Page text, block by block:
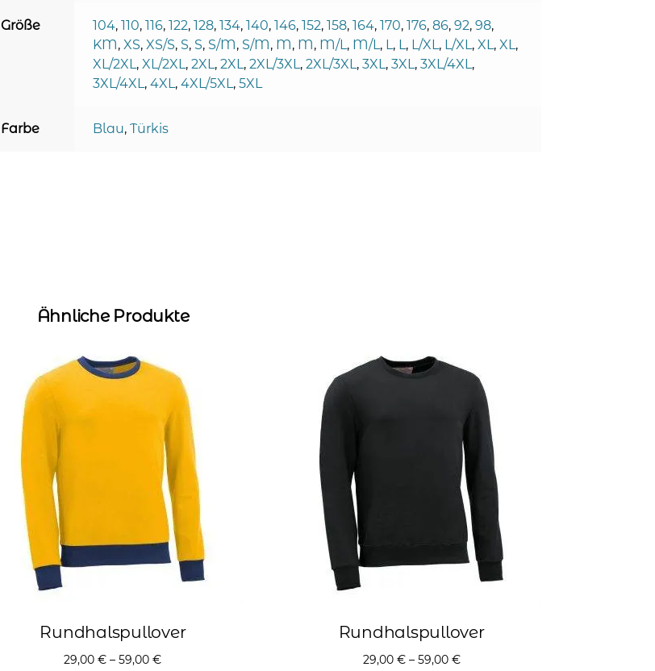
Größe 104, 110, 116, 122, 128, 134, 140, 146, 152, 158, 164, 170, 176, 86, 92, 98,
KM, XS, XS/S, S, S, S/M, S/M, M, M, M/L, M/L, L, L, L/XL, L/XL, XL, XL,
XL/2XL, XL/2XL, 2XL, 2XL, 2XL/3XL, 2XL/3XL, 3XL, 3XL, 3XL/4XL,
3XL/4XL, 4XL, 4XL/5XL, 5XL
Farbe Blau, Türkis
Ähnliche Produkte
Rundhalspullover
29,00€ –59,00€
Rundhalspullover
29,00 €– 59,00 €